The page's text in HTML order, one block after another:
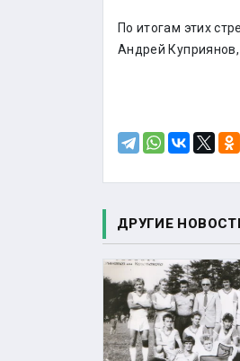
По итогам этих
Андрей Куприянов,
ДРУГИЕ